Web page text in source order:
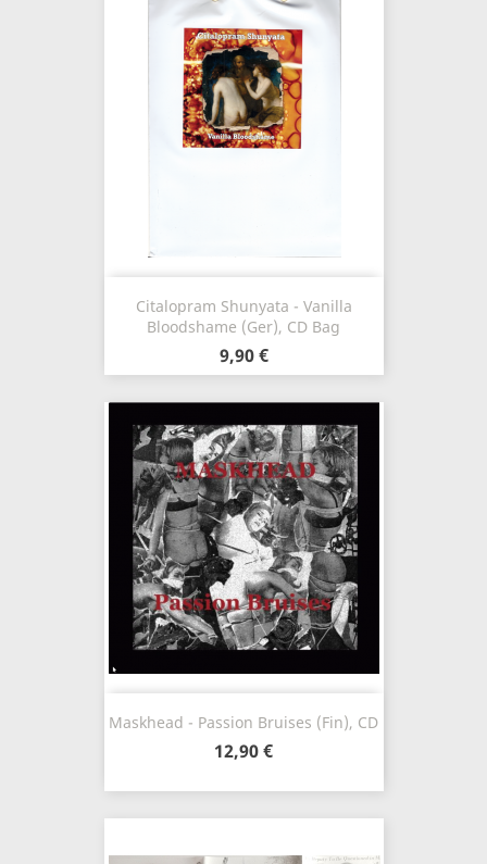
Citalopram Shunyata - Vanilla
Bloodshame (Ger), CD Bag
9,90 €
Maskhead - Passion Bruises (Fin), CD
12,90 €